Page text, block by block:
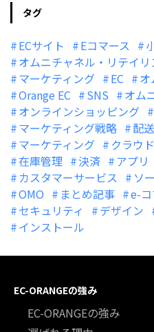
タグ
ECサイト Eコマース
オムニチャネル・リテイリ
マーケティング
EC オ
Orange EC
SNS オム
オンラインショッピング
マーケティング戦略
配送
マーケティング
クラウド
在庫管理
決済 アプリ
カスタマーサービス
ソ
OMO
まとめ記事 e-
セキュリティ
デザイン
インストール
EC-ORANGEの強み
EC-ORANGEの強み